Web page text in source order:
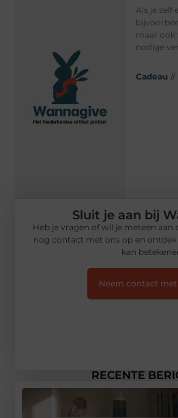
Als je zelf
maar ook
nodige
Cadeau //
RECENTE
Sluit je aan bij
Heb je vragen of wil je meteen aan
nog contact met ons op en
kan
Neem contact